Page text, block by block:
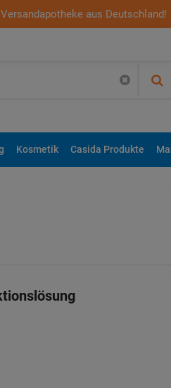
aus Deutschland!
Kosmetik Casida Produkte